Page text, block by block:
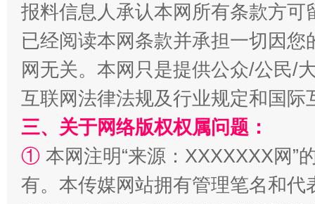
阿坝州三大球赛在茂县开幕 规模
报料信息人承认本网所有条款方
已经阅读本网条款并承担一切因
网无关。本网只是提供公众/公民/
互联网法律法规及行业规定和国
三、关于网络版权权属问题：
① 本网注明“来源：XXXXXXX网”
有。本传媒网站拥有管理笔名和